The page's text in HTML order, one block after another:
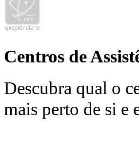
Centros de
Descubra qual o
mais perto de si e